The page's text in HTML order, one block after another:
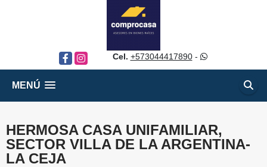
FacebookInstagram Cel. +573044417890-
MENÚ
HERMOSA CASA UNIFAMILIAR,
SECTOR VILLA DE LA ARGENTINA-
LA CEJA